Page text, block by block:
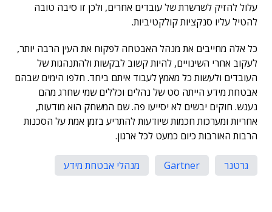
עלול להזיק לשרשרת של עובדים אחרים, ולכן זו סיבה טובה
להטיל עליו סנקציות קולקטיביות.
כל אלה מחייבים את מנהל האבטחה לפקוח את העין הרבה יותר,
לעקוב אחרי השינויים, להיות קשוב לבקשות ולהתנהגות של
העובדים ולעשות כל מאמץ לעבוד איתם ביחד. חלפו הימים שבהם
אבטחת מידע הייתה סט של נהלים וכללים שמי שחרג מהם
נענש. חוקים יבשים לא יסייעו פה. שם המשחק הוא מודעות,
אחריות ומערכות חכמות שיודעות להתריע בזמן אמת על הסכנות
הרבות האורבות כיום כמעט לכל ארגון.
גרטנר Gartner מנהלי אבטחת מידע